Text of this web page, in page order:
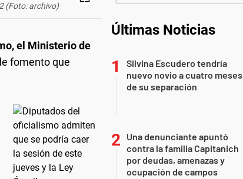
(Foto: archivo)
el Ministerio de
fomento que
Últimas Noticias
Silvina Escudero tendría
nuevo novio a cuatro meses
de su separación
Una denunciante apuntó
contra la familia Capitanich
por deudas, amenazas y
ocupación de campos